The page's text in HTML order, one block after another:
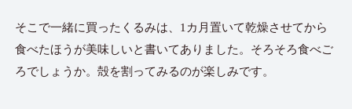
そこで一緒に買ったくるみは、1カ月置いて乾燥させてから
食べたほうが美味しいと書いてありました。そろそろ食べご
ろでしょうか。殻を割ってみるのが楽しみです。